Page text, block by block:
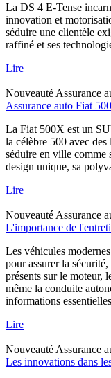
La DS 4 E-Tense
innovation et
séduire une clientèle
raffiné et ses
Lire
Nouveauté Assurance
Assurance auto Fiat
La Fiat 500X est un
la célèbre 500 avec des
séduire en ville comme
design unique, sa
Lire
Nouveauté Assurance
L'importance de
Les véhicules
pour assurer la
présents sur le moteur,
même la conduite
informations
Lire
Nouveauté Assurance
Les innovations dans